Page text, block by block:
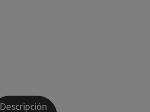
Descripción